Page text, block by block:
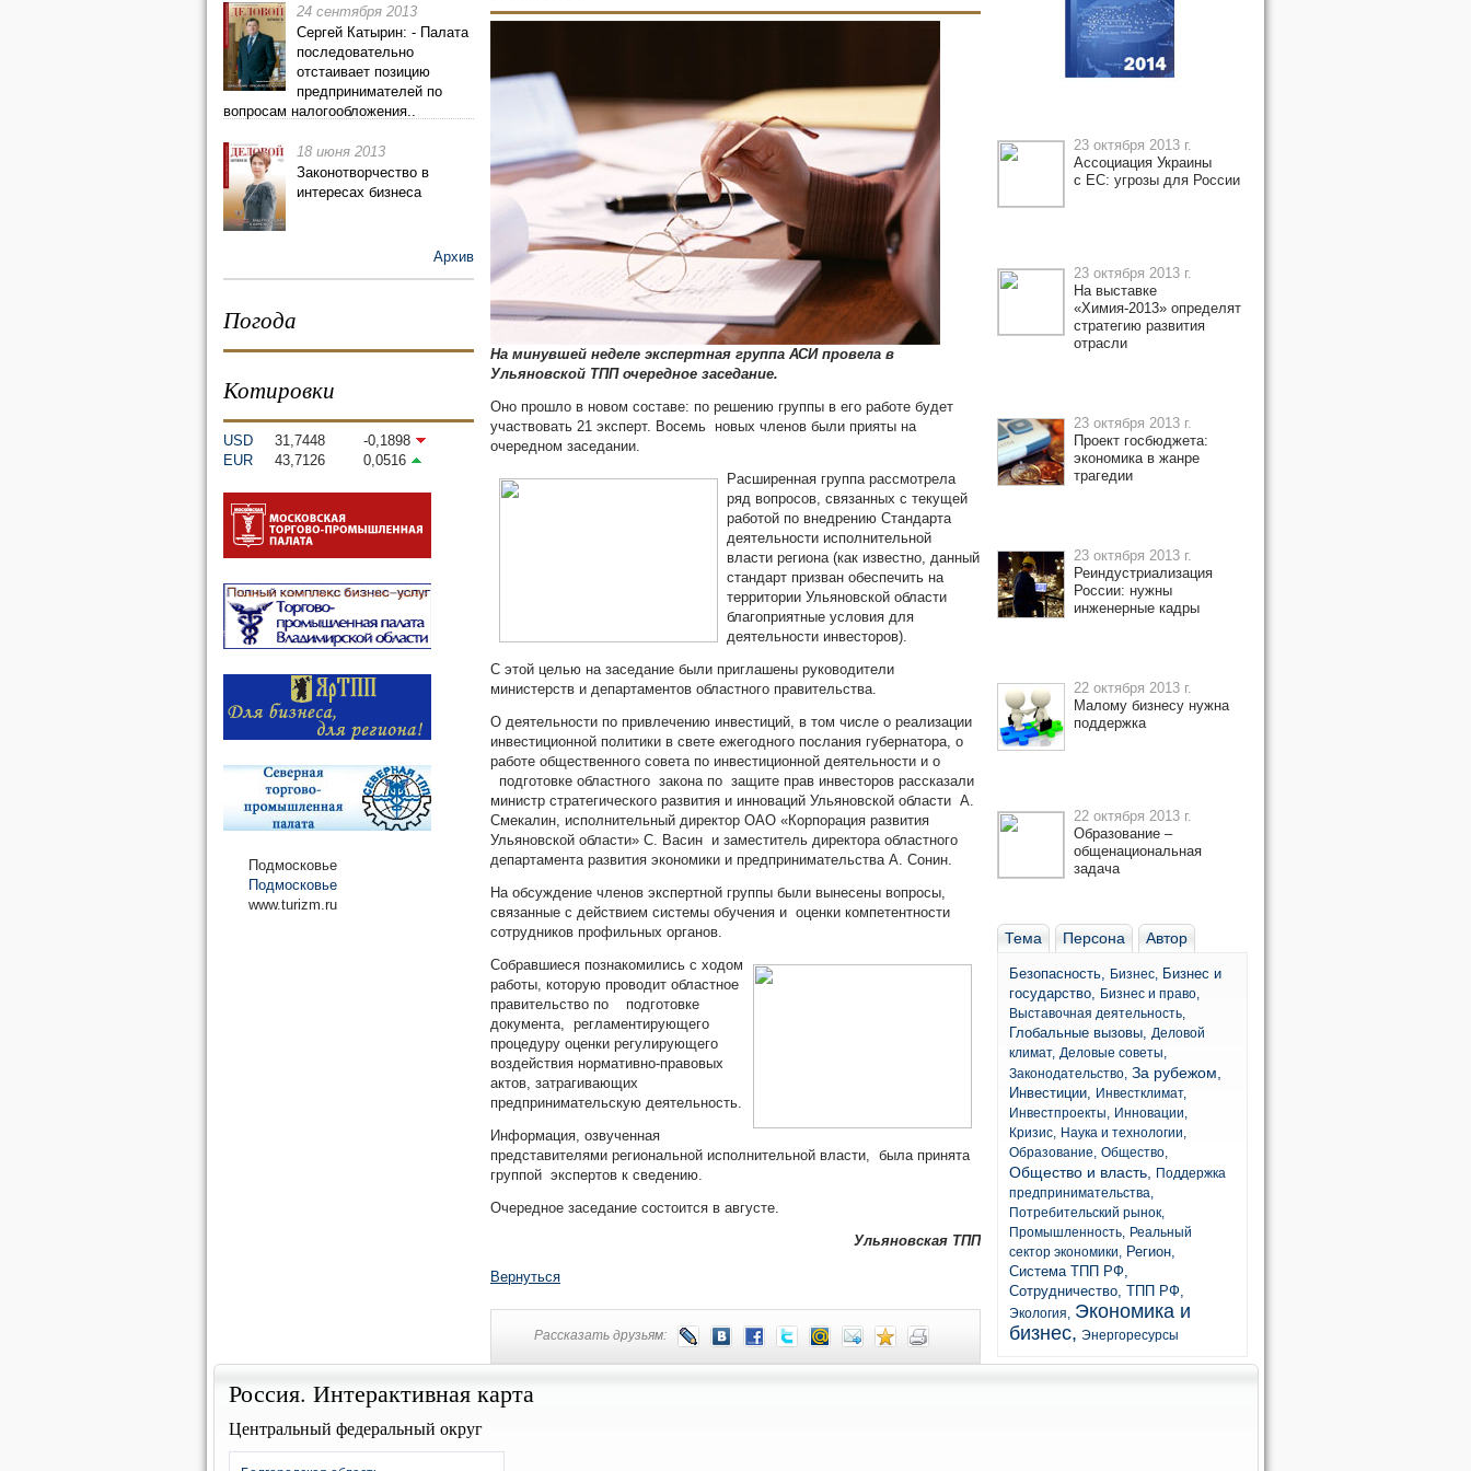
24 сентября 2013
Сергей Катырин: - Палата
последовательно
отстаивает позицию
предпринимателей по
вопросам налогообложения..
18 июня 2013
Законотворчество в
интересах бизнеса
Архив
Погода
Котировки
USD 31,7448
-0,1898
EUR
43,7126 0,0516
Подмосковье
Подмосковье
www.turizm.ru
На минувшей неделе экспертная группа АСИ провела в
Ульяновской ТПП очередное заседание.
Оно прошло в новом составе: по решению группы в его работе будет
участвовать 21 эксперт. Восемь новых членов были прияты на
очередном заседании.
Расширенная группа рассмотрела
ряд вопросов, связанных с текущей
работой по внедрению Стандарта
деятельности исполнительной
власти региона (как известно, данный
стандарт призван обеспечить на
территории Ульяновской области
благоприятные условия для
деятельности инвесторов).
С этой целью на заседание были приглашены руководители
министерств и департаментов областного правительства.
О деятельности по привлечению инвестиций, в том числе о реализации
инвестиционной политики в свете ежегодного послания губернатора, о
работе общественного совета по инвестиционной деятельности и о
подготовке областного закона по защите прав инвесторов рассказали
министр стратегического развития и инноваций Ульяновской области А.
Смекалин, исполнительный директор ОАО «Корпорация развития
Ульяновской области» С. Васин и заместитель директора областного
департамента развития экономики и предпринимательства А. Сонин.
На обсуждение членов экспертной группы были вынесены вопросы,
связанные с действием системы обучения и оценки компетентности
сотрудников профильных органов.
Собравшиеся познакомились с ходом
работы, которую проводит областное
правительство по подготовке
документа, регламентирующего
процедуру оценки регулирующего
воздействия нормативно-правовых
актов, затрагивающих
предпринимательскую деятельность.
Информация, озвученная
представителями региональной исполнительной власти, была принята
группой экспертов к сведению.
Очередное заседание состоится в августе.
Ульяновская ТПП
Вернуться
Рассказать друзьям:
23 октября 2013 г.
Ассоциация Украины
с ЕС: угрозы для России
23 октября 2013 г.
На выставке
«Химия-2013» определят
стратегию развития
отрасли
23 октября 2013 г.
Проект госбюджета:
экономика в жанре
трагедии
23 октября 2013 г.
Реиндустриализация
России: нужны
инженерные кадры
22 октября 2013 г.
Малому бизнесу нужна
поддержка
22 октября 2013 г.
Образование –
общенациональная
задача
Тема Персона Автор
Безопасность, Бизнес, Бизнес и
государство, Бизнес и право,
Выставочная деятельность,
Глобальные вызовы, Деловой
климат, Деловые советы,
Законодательство, За рубежом,
Инвестиции, Инвестклимат,
Инвестпроекты, Инновации,
Кризис, Наука и технологии,
Образование, Общество,
Общество и власть,
Поддержка
предпринимательства,
Потребительский рынок,
Промышленность, Реальный
сектор экономики, Регион,
Система ТПП РФ,
Сотрудничество, ТПП РФ,
Экология, Экономика и
бизнес, Энергоресурсы
Россия. Интерактивная карта
Центральный федеральный округ